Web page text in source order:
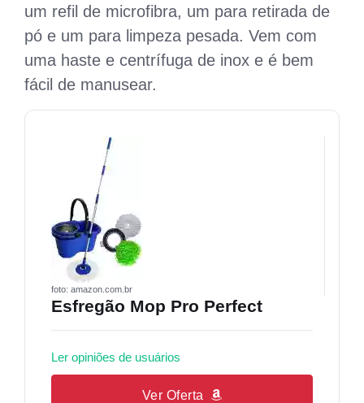
um refil de microfibra, um para retirada de
pó e um para limpeza pesada. Vem com
uma haste e centrífuga de inox e é bem
fácil de manusear.
foto: amazon.com.br
Esfregão Mop Pro Perfect
Ler opiniões de usuários
Ver Oferta